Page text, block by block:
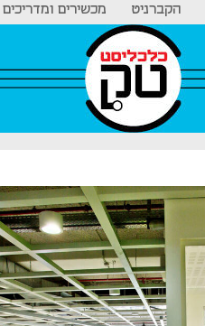
הקברניט מכשירים ומדריכים